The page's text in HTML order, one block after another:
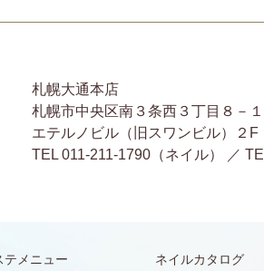
札幌大通本店
札幌市中央区南３条西３丁目８－１
エテルノビル（旧スワンビル）２F
TEL 011-211-1790（ネイル） ／
テメニュー
ネイルカタログ